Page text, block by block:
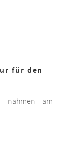
für den
nahmen am